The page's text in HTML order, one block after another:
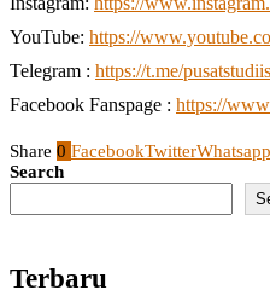
YouTube: https://
Telegram : https://t.me/
Facebook Fanspage : https://
Share 0 FacebookTwitterWhatsapp
Search
Terbaru